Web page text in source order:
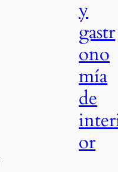
y
gastr
ono
mía
de
or